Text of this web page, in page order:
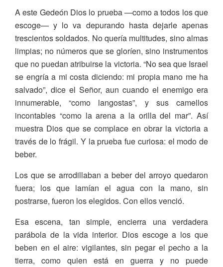
A este Gedeón Dios lo prueba —como a todos los que
escoge— y lo va depurando hasta dejarle apenas
trescientos soldados. No quería multitudes, sino almas
limpias; no números que se gloríen, sino instrumentos
que no puedan atribuirse la victoria. “No sea que Israel
se engría a mi costa diciendo: mi propia mano me ha
salvado”, dice el Señor, aun cuando el enemigo era
innumerable, “como langostas”, y sus camellos
incontables “como la arena a la orilla del mar”. Así
muestra Dios que se complace en obrar la victoria a
través de lo frágil. Y la prueba fue curiosa: el modo de
beber.
Los que se arrodillaban a beber del arroyo quedaron
fuera; los que lamían el agua con la mano, sin
postrarse, fueron los elegidos. Con ellos venció.
Esa escena, tan simple, encierra una verdadera
parábola de la vida interior. Dios escoge a los que
beben en el aire: vigilantes, sin pegar el pecho a la
tierra, como quien está en guerra y no puede